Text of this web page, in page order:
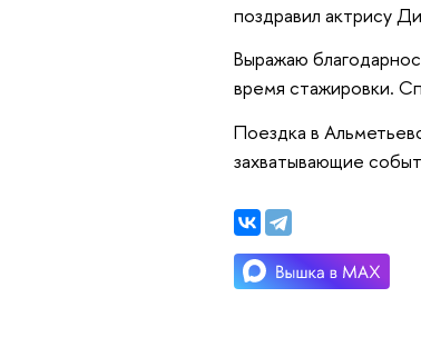
поздравил актрису
Выражаю
время стажировки.
Поездка в
захватывающие